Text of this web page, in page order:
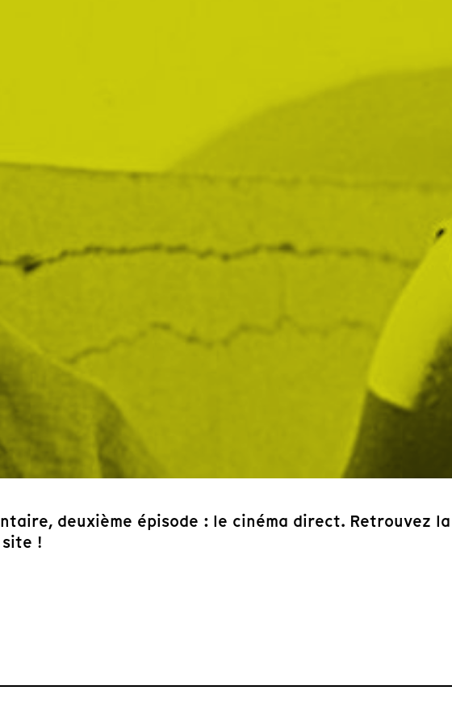
deuxième épisode : le cinéma direct. Retrouvez
!